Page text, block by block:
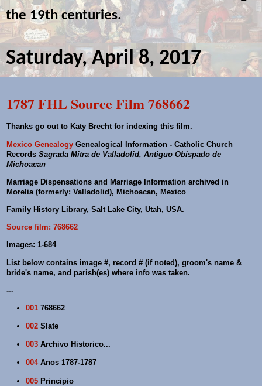
the 19th centuries.
Saturday, April 8, 2017
1787 FHL Source Film 768662
Thanks go out to Katy Brecht for indexing this film.
Mexico Genealogy Genealogical Information - Catholic Church
Records Sagrada Mitra de Valladolid, Antiguo Obispado de
Michoacan
Marriage Dispensations and Marriage Information archived in
Morelia (formerly: Valladolid), Michoacan, Mexico
Family History Library, Salt Lake City, Utah, USA.
Source film: 768662
Images: 1-684
List below contains image #, record # (if noted), groom's name &
bride's name, and parish(es) where info was taken.
---
001 768662
002 Slate
003 Archivo Historico...
004Anos 1787-1787
005 Principio